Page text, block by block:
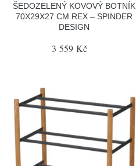
ŠEDOZELENÝ KOVOVÝ BOTNÍK
70X29X27 CM REX – SPINDER
DESIGN
3 559 Kč